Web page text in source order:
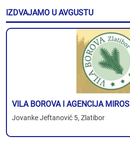
IZDVAJAMO U AVGUSTU
VILA BOROVA I AGENCIJA MIROS
Jovanke Jeftanović 5, Zlatibor